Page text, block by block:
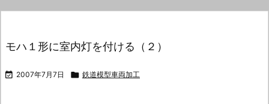
モハ１形に室内灯を付ける（２）
 2007年7月7日  鉄道模型車両加工